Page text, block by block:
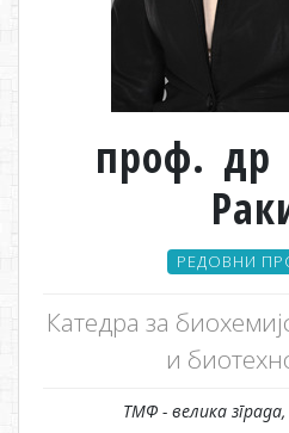
проф. др
РЕДОВНИ
Катедра за
и
ТМФ - велика